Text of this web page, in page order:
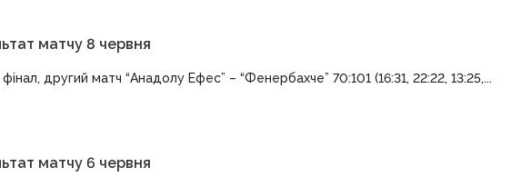
матчу 8 червня
другий матч “Анадолу Ефес” – “Фенербахче” 70:101 (16:31, 22:22, 13:25,...
матчу 6 червня